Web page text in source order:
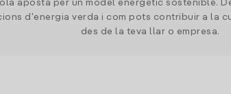
aposta per un model energètic sostenible.
d'energia verda i com pots contribuir a la
des de la teva llar o empresa.